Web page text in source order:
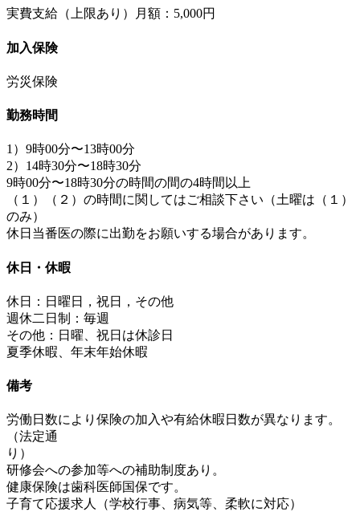
実費支給（上限あり）月額：5,000円
加入保険
労災保険
勤務時間
1）9時00分〜13時00分
2）14時30分〜18時30分
9時00分〜18時30分の時間の間の4時間以上
（１）（２）の時間に関してはご相談下さい（土曜は（１）
のみ）
休日当番医の際に出勤をお願いする場合があります。
休日・休暇
休日：日曜日，祝日，その他
週休二日制：毎週
その他：日曜、祝日は休診日
夏季休暇、年末年始休暇
備考
労働日数により保険の加入や有給休暇日数が異なります。
（法定通
り）
研修会への参加等への補助制度あり。
健康保険は歯科医師国保です。
子育て応援求人（学校行事、病気等、柔軟に対応）